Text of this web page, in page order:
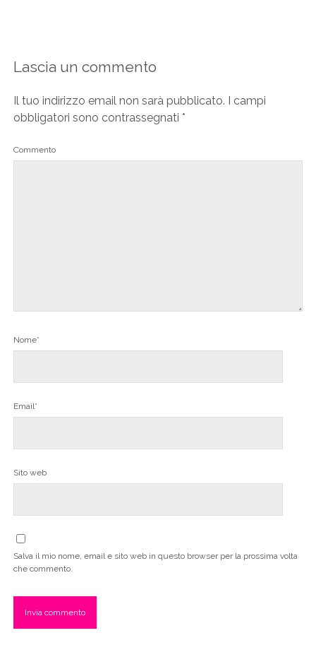
Lascia un commento
Il tuo indirizzo email non sarà pubblicato. I campi
obbligatori sono contrassegnati *
Commento
Nome*
Email*
Sito web
Salva il mio nome, email e sito web in questo browser per la prossima volta
che commento.